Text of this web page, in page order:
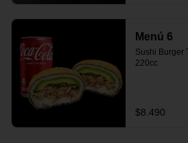
Menú 6
Sushi Burger
220cc
$8.490